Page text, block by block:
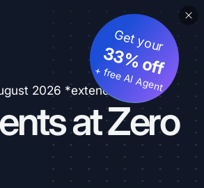
2026 *extended
at Zero
Get your
33% off
+ free AI Agent